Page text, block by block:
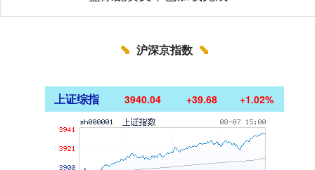
沪深京指数
上证综指 3940.04 +39.68 +1.02%